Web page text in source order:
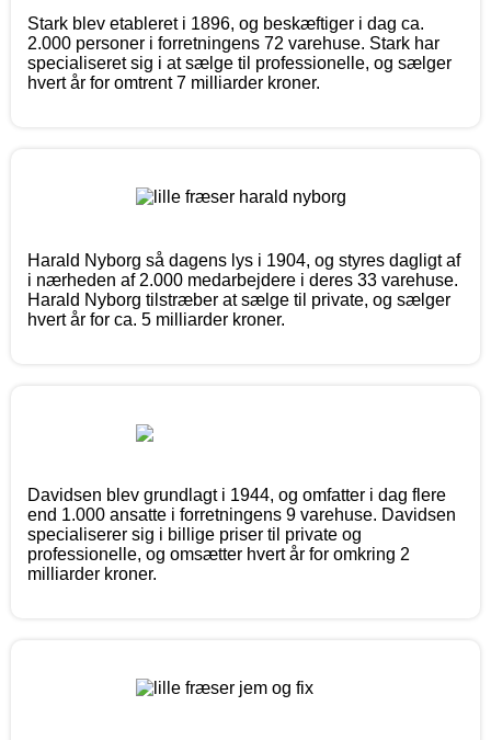
Stark blev etableret i 1896, og beskæftiger i dag ca.
2.000 personer i forretningens 72 varehuse. Stark har
specialiseret sig i at sælge til professionelle, og sælger
hvert år for omtrent 7 milliarder kroner.
Harald Nyborg så dagens lys i 1904, og styres dagligt af
i nærheden af 2.000 medarbejdere i deres 33 varehuse.
Harald Nyborg tilstræber at sælge til private, og sælger
hvert år for ca. 5 milliarder kroner.
Davidsen blev grundlagt i 1944, og omfatter i dag flere
end 1.000 ansatte i forretningens 9 varehuse. Davidsen
specialiserer sig i billige priser til private og
professionelle, og omsætter hvert år for omkring 2
milliarder kroner.